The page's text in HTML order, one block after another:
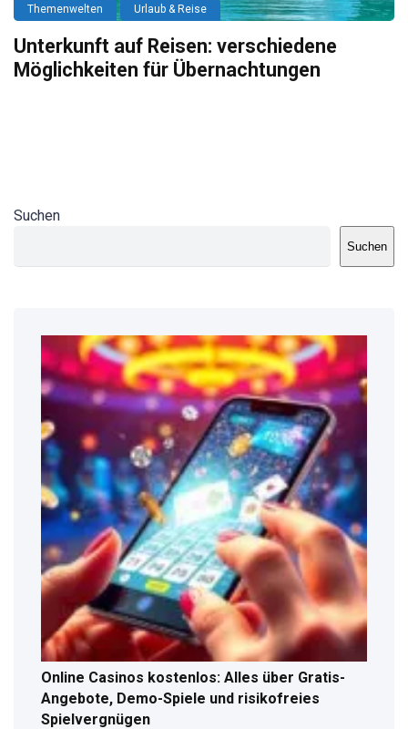
Themenwelten Urlaub & Reise
Unterkunft auf Reisen: verschiedene
Möglichkeiten für Übernachtungen
Suchen
Suchen
Online Casinos kostenlos: Alles über Gratis-
Angebote, Demo-Spiele und risikofreies
Spielvergnügen